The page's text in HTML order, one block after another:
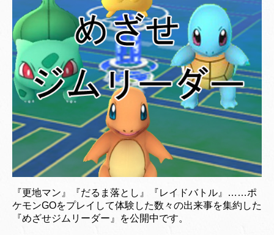
『更地マン』『だるま落とし』『レイドバトル』……ポ
ケモンGOをプレイして体験した数々の出来事を集約した
『めざせジムリーダー』を公開中です。